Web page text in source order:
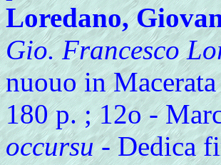
Loredano,
Gio. Francesco
nuouo in
180 p. ; 12o -
occursu- Dedica